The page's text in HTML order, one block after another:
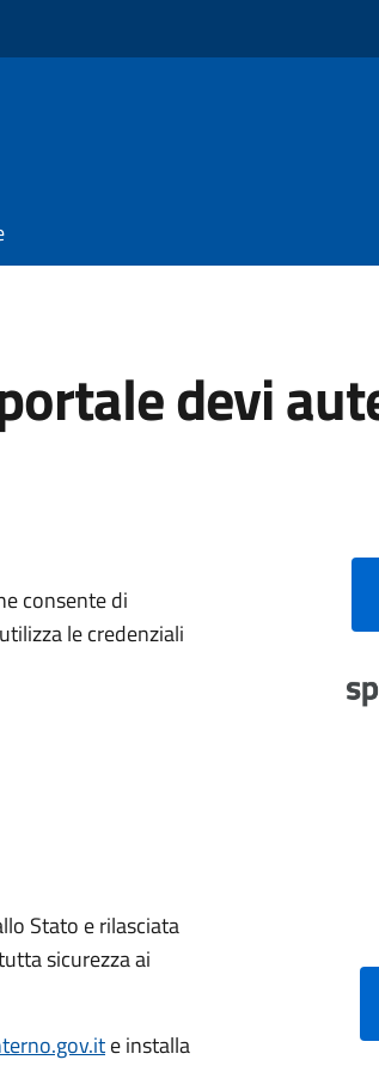
devi
consente di
le credenziali
Stato e rilasciata
sicurezza ai
e installa